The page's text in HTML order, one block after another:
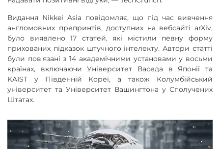
Видання Nikkei Asia повідомляє, що під час вивчення
англомовних препринтів, доступних на вебсайті arXiv,
було виявлено 17 статей, які містили певну форму
прихованих підказок штучного інтелекту. Автори статті
були пов'язані з 14 академічними установами у восьми
країнах, включаючи Університет Васеда в Японії та
KAIST у Південній Кореї, а також Колумбійський
університет та Університет Вашингтона у Сполучених
Штатах.